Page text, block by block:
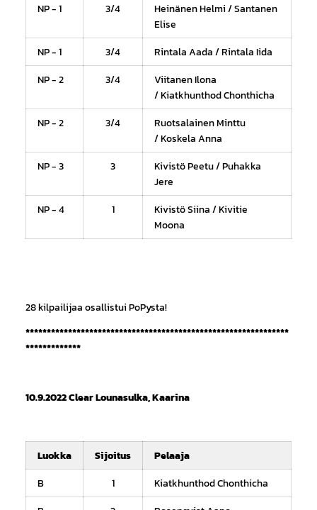
NP - 1 3/4
Heinänen Helmi / Santanen
Elise
NP - 1
3/4
Rintala Aada / Rintala Iida
NP - 2
3/4
Viitanen Ilona
/ Kiatkhunthod Chonthicha
NP - 2
3/4
Ruotsalainen Minttu
/ Koskela Anna
NP - 3
3
Kivistö Peetu / Puhakka
Jere
NP - 4
1
Kivistö Siina / Kivitie
Moona
28 kilpailijaa osallistui PoPysta!
**************************************************************
*************
10.9.2022 Clear Lounasulka, Kaarina
Luokka Sijoitus
Pelaaja
B
1
Kiatkhunthod Chonthicha